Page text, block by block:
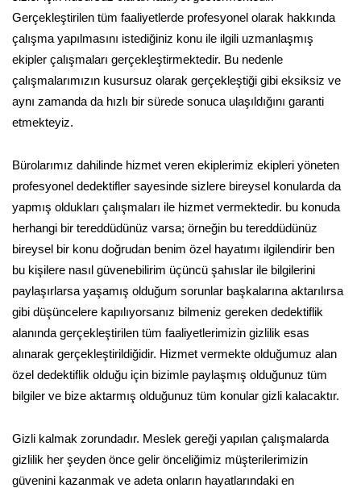
Gerçekleştirilen tüm faaliyetlerde profesyonel olarak hakkında
çalışma yapılmasını istediğiniz konu ile ilgili uzmanlaşmış
ekipler çalışmaları gerçekleştirmektedir. Bu nedenle
çalışmalarımızın kusursuz olarak gerçekleştiği gibi eksiksiz ve
aynı zamanda da hızlı bir sürede sonuca ulaşıldığını garanti
etmekteyiz.
Bürolarımız dahilinde hizmet veren ekiplerimiz ekipleri yöneten
profesyonel dedektifler sayesinde sizlere bireysel konularda da
yapmış oldukları çalışmaları ile hizmet vermektedir. bu konuda
herhangi bir tereddüdünüz varsa; örneğin bu tereddüdünüz
bireysel bir konu doğrudan benim özel hayatımı ilgilendirir ben
bu kişilere nasıl güvenebilirim üçüncü şahıslar ile bilgilerini
paylaşırlarsa yaşamış olduğum sorunlar başkalarına aktarılırsa
gibi düşüncelere kapılıyorsanız bilmeniz gereken dedektiflik
alanında gerçekleştirilen tüm faaliyetlerimizin gizlilik esas
alınarak gerçekleştirildiğidir. Hizmet vermekte olduğumuz alan
özel dedektiflik olduğu için bizimle paylaşmış olduğunuz tüm
bilgiler ve bize aktarmış olduğunuz tüm konular gizli kalacaktır.
Gizli kalmak zorundadır. Meslek gereği yapılan çalışmalarda
gizlilik her şeyden önce gelir önceliğimiz müşterilerimizin
güvenini kazanmak ve adeta onların hayatlarındaki en